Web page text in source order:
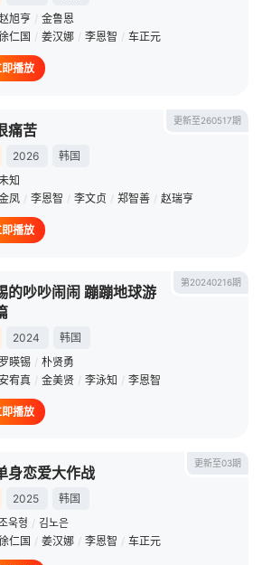
旭亨 / 金鲁恩
仁国 / 姜汉娜 / 李恩智 / 车正元
播放
更新至260517期
痛苦
2026
韩国
知
凤 / 李恩智 / 李文贞 / 郑智善 / 赵瑞亨
播放
第20240216期
的吵吵闹闹 蹦蹦地球游
2024
韩国
罗䁐锡 / 朴贤勇
宥真 / 金美贤 / 李泳知 / 李恩智
播放
更新至03期
身恋爱大作战
2025
韩国
욱형 / 김노은
仁国 / 姜汉娜 / 李恩智 / 车正元